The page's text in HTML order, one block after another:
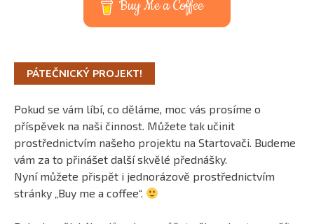
Buy Me a Coffee
PÁTEČNICKÝ PROJEKT!
Pokud se vám líbí, co děláme, moc vás prosíme o
příspěvek na naši činnost. Můžete tak učinit
prostřednictvím našeho projektu na Startovači. Budeme
vám za to přinášet další skvělé přednášky.
Nyní můžete přispět i jednorázově prostřednictvím
stránky „Buy me a coffee“.